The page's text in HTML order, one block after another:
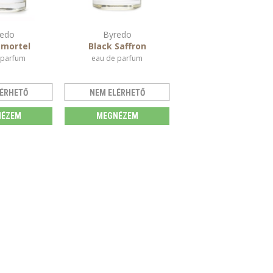
Byredo
Black Saffron
eau de parfum
NEM ELÉRHETŐ
MEGNÉZEM